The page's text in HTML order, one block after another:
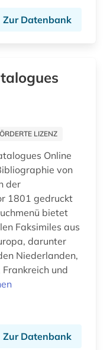
Zur Datenbank
LIZENZ
Online
von
der
1801 gedruckt
bietet
Faksimiles aus
darunter
Niederlanden,
und
Zur Datenbank